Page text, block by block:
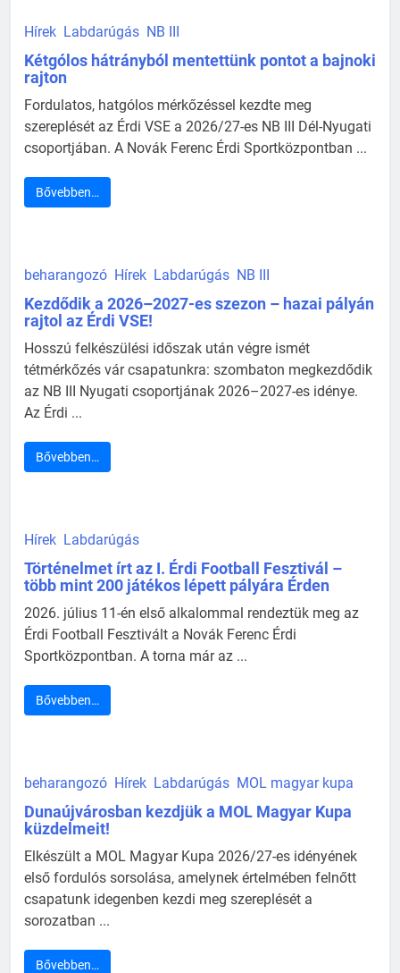
Hírek Labdarúgás NB III
Kétgólos hátrányból mentettünk pontot a bajnoki
rajton
Fordulatos, hatgólos mérkőzéssel kezdte meg
szereplését az Érdi VSE a 2026/27-es NB III Dél-Nyugati
csoportjában. A Novák Ferenc Érdi Sportközpontban ...
Bővebben…
beharangozó Hírek Labdarúgás NB III
Kezdődik a 2026–2027-es szezon – hazai pályán
rajtol az Érdi VSE!
Hosszú felkészülési időszak után végre ismét
tétmérkőzés vár csapatunkra: szombaton megkezdődik
az NB III Nyugati csoportjának 2026–2027-es idénye.
Az Érdi ...
Bővebben…
Hírek Labdarúgás
Történelmet írt az I. Érdi Football Fesztivál –
több mint 200 játékos lépett pályára Érden
2026. július 11-én első alkalommal rendeztük meg az
Érdi Football Fesztivált a Novák Ferenc Érdi
Sportközpontban. A torna már az ...
Bővebben…
beharangozó Hírek Labdarúgás MOL magyar kupa
Dunaújvárosban kezdjük a MOL Magyar Kupa
küzdelmeit!
Elkészült a MOL Magyar Kupa 2026/27-es idényének
első fordulós sorsolása, amelynek értelmében felnőtt
csapatunk idegenben kezdi meg szereplését a
sorozatban ...
Bővebben…